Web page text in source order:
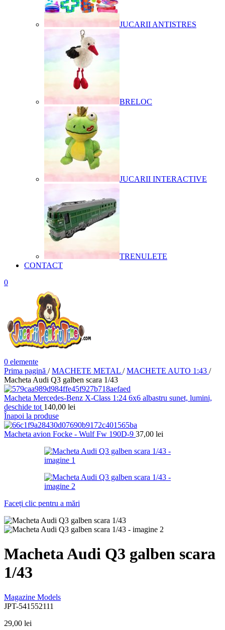
JUCARII ANTISTRES
BRELOC
JUCARII INTERACTIVE
TRENULETE
CONTACT
0
0 elemente
Prima pagină / MACHETE METAL / MACHETE AUTO 1:43 /
Macheta Audi Q3 galben scara 1/43
Macheta Mercedes-Benz X-Class 1:24 6x6 albastru sunet, lumini,
deschide tot 140,00 lei
Înapoi la produse
Macheta avion Focke - Wulf Fw 190D-9 37,00 lei
Faceți clic pentru a mări
Macheta Audi Q3 galben scara
1/43
Magazine Models
JPT-541552111
29,00 lei